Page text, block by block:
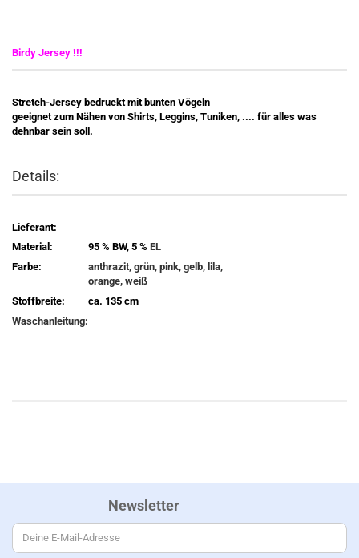
Birdy Jersey !!!
Stretch-Jersey bedruckt mit bunten Vögeln
geeignet zum Nähen von Shirts, Leggins, Tuniken, .... für alles was
dehnbar sein soll.
Details:
Lieferant:
Material:
95 % BW, 5 % EL
Farbe:
anthrazit, grün, pink, gelb, lila,
orange, weiß
Stoffbreite:
ca. 135 cm
Waschanleitung:
Newsletter